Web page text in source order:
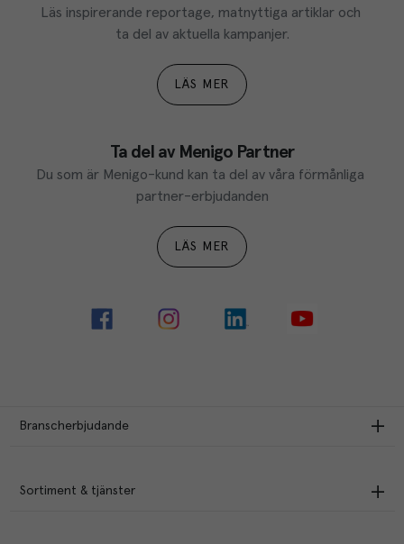
Läs inspirerande reportage, matnyttiga artiklar och
ta del av aktuella kampanjer.
LÄS MER
Ta del av Menigo Partner
Du som är Menigo-kund kan ta del av våra förmånliga
partner-erbjudanden
LÄS MER
Branscherbjudande
Sortiment & tjänster